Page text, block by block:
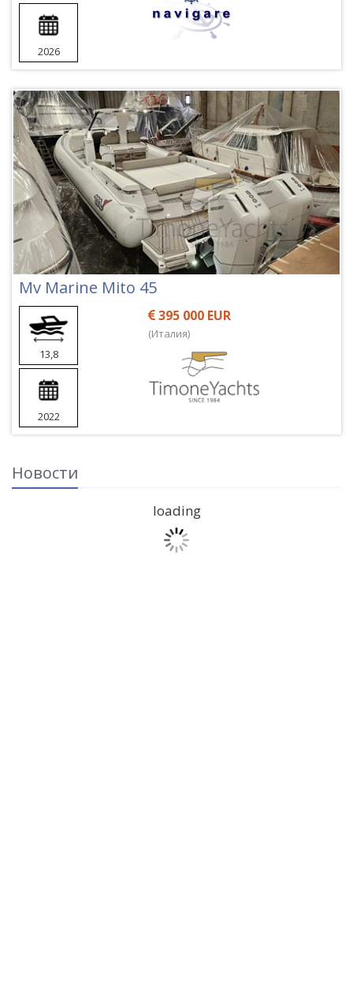
2026
Mv Marine Mito 45
13,8
2022
395 000 EUR
(Италия)
Новости
loading